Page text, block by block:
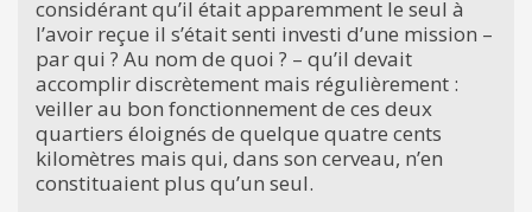
considérant qu’il était apparemment le seul à
l’avoir reçue il s’était senti investi d’une mission –
par qui ? Au nom de quoi ? – qu’il devait
accomplir discrètement mais régulièrement :
veiller au bon fonctionnement de ces deux
quartiers éloignés de quelque quatre cents
kilomètres mais qui, dans son cerveau, n’en
constituaient plus qu’un seul.